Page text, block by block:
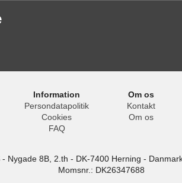
Information
Persondatapolitik
Cookies
FAQ
Om os
Kontakt
Om os
- Nygade 8B, 2.th - DK-7400 Herning -
Momsnr.: DK26347688